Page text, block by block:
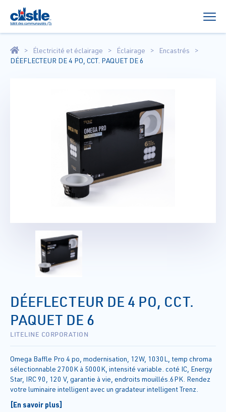
Électricité et éclairage Éclairage
Encastrés
DÉEFLECTEUR DE 4 PO, CCT. PAQUET DE 6
DÉEFLECTEUR DE 4 PO, CCT.
PAQUET DE 6
LITELINE CORPORATION
Omega Baffle Pro 4 po, modernisation, 12W, 1030L, temp chroma
sélectionnable 2700K à 5000K, intensité variable. coté IC, Energy
Star, IRC 90, 120 V, garantie à vie, endroits mouillés.6PK. Rendez
votre luminaire intelligent avec un gradateur intelligent Trenz.
[En savoir plus]